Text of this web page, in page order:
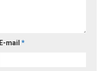
E-mail *